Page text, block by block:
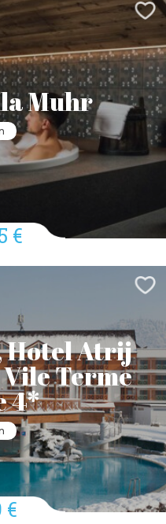
Muhr
€
Hotel Atrij
Terme
4*
€